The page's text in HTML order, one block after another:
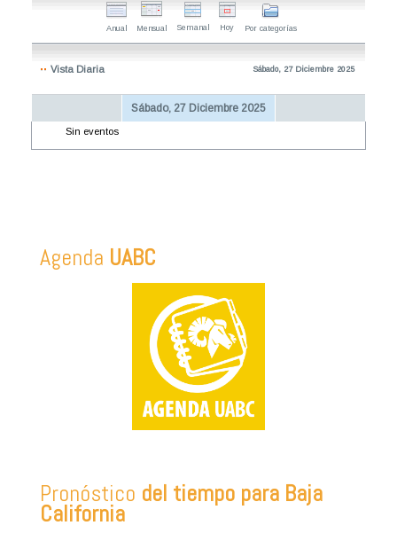
Anual Mensual Semanal Hoy Por categorías
Vista Diaria Sábado, 27 Diciembre 2025
Sábado, 27 Diciembre 2025
Sin eventos
Agenda UABC
Pronóstico del tiempo para Baja
California